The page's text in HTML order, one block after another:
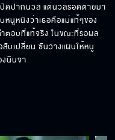
8]
ดปากนวล แต่นวลรอดตายมา
นูหนิงว่าเธอคือแม่แท้ๆของ
ตอบที่แท้จริง ในขณะที่รอผล
บเปลี่ยน ซันวางแผนให้หนู
นินจา